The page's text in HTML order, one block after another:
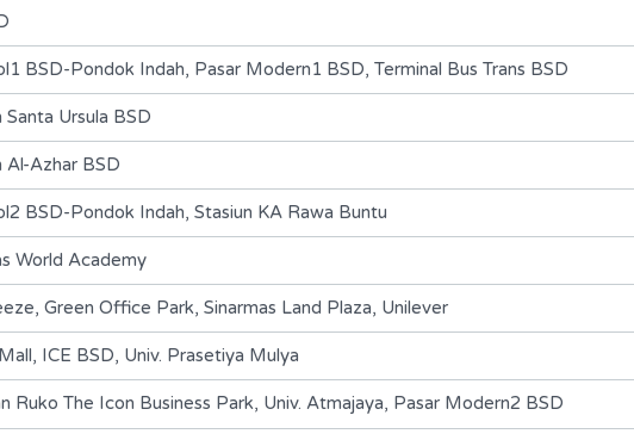
BSD-Pondok Indah, Pasar Modern1 BSD, Terminal Bus Trans BSD
Santa Ursula BSD
Al-Azhar BSD
BSD-Pondok Indah, Stasiun KA Rawa Buntu
World Academy
Green Office Park, Sinarmas Land Plaza, Unilever
ICE BSD, Univ. Prasetiya Mulya
Ruko The Icon Business Park, Univ. Atmajaya, Pasar Modern2 BSD
DIJUAL
AS-Alam Sutera-S113
Rp. 9,180,000,000 Nego
Area
510m2